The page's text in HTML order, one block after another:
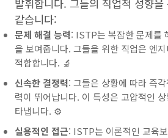
발휘합니다. 그들의 직업적 성향
같습니다:
문제 해결 능력: ISTP는 복잡한 문제를
을 보여줍니다. 그들을 위한 직업은 엔
적합합니다. 🔬
신속한 결정력: 그들은 상황에 따라 즉
력이 뛰어납니다. 이 특성은 고압적인
타냅니다. ⚙️
실용적인 접근: ISTP는 이론적인 교육